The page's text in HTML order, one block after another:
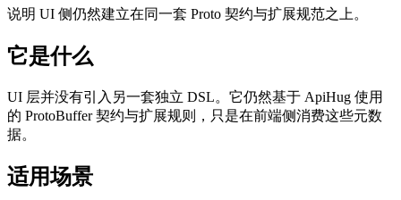
说明 UI 侧仍然建立在同一套 Proto 契约与扩展规范之上。
它是什么
UI 层并没有引入另一套独立 DSL。它仍然基于 ApiHug 使用
的 ProtoBuffer 契约与扩展规则，只是在前端侧消费这些元数
据。
适用场景